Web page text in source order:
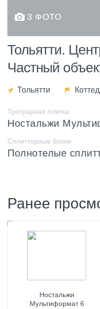
3 ФОТО
Тольятти.
Частный
Тольятти
Тротуарная плитка
Ностальжи
Сплиттерные блоки
Полнотелые
Ранее
Ностальжи
Мультиформат 6